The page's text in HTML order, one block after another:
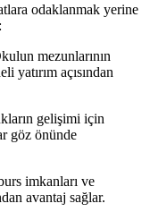
odaklanmak yerine
mezunlarının
yatırım açısından
gelişimi için
göz önünde
imkanları ve
avantaj sağlar.